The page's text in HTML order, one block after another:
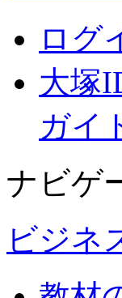
ログ
大塚
ガイ
ナビゲ
ビジネ